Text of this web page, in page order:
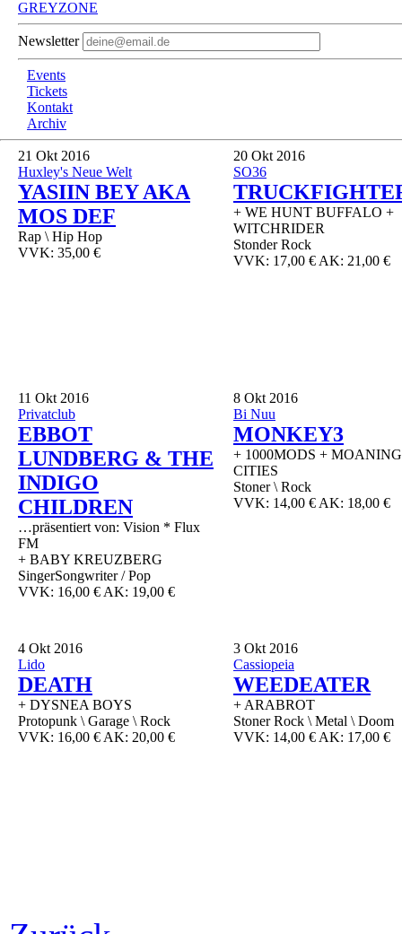
GREYZONE
Newsletter
Events
Tickets
Kontakt
Archiv
21 Okt 2016
Huxley's Neue Welt
YASIIN BEY AKA
MOS DEF
Rap \ Hip Hop
VVK: 35,00 €
20 Okt 2016
SO36
+ WE HUNT BUFFALO +
WITCHRIDER
Stonder Rock
VVK: 17,00 € AK: 21,00 €
11 Okt 2016
Privatclub
EBBOT
LUNDBERG & THE
INDIGO
CHILDREN
…präsentiert von: Vision * Flux
FM
+ BABY KREUZBERG
SingerSongwriter / Pop
VVK: 16,00 € AK: 19,00 €
8 Okt 2016
Bi Nuu
MONKEY3
+ 1000MODS + MOANING
CITIES
Stoner \ Rock
VVK: 14,00 € AK: 18,00 €
4 Okt 2016
Lido
DEATH
+ DYSNEA BOYS
Protopunk \ Garage \ Rock
VVK: 16,00 € AK: 20,00 €
3 Okt 2016
Cassiopeia
WEEDEATER
+ ARABROT
Stoner Rock \ Metal \ Doom
VVK: 14,00 € AK: 17,00 €